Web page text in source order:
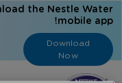
the Nestle Water
mobile app!
Download
Now